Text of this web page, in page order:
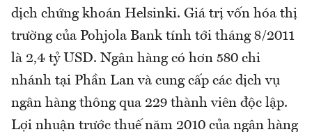
dịch chứng khoán Helsinki. Giá trị vốn hóa thị
trường của Pohjola Bank tính tới tháng 8/2011
là 2,4 tỷ USD. Ngân hàng có hơn 580 chi
nhánh tại Phần Lan và cung cấp các dịch vụ
ngân hàng thông qua 229 thành viên độc lập.
Lợi nhuận trước thuế năm 2010 của ngân hàng